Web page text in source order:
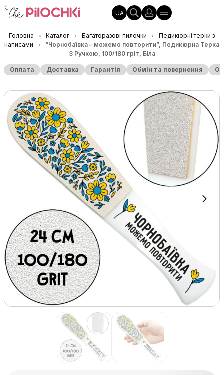
UA
Головна • Каталог • Багаторазові пилочки •
Педикюрні терки з
написами
•
“Чорнобаївка – можемо повторити”, Педикюрна Терка
З Ручкою, 100/180 гріт, Біла
Оплата Доставка Гарантія Обмін та повернення